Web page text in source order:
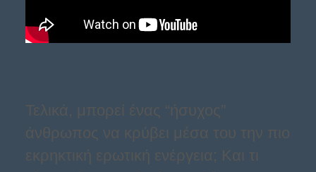
Τελικά, μπορεί ένας “ήσυχος”
άνθρωπος να κρύβει μέσα του την πιο
εκρηκτική ερωτική ενέργεια; Και τι